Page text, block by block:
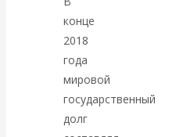
КАтасонов.
«МЕТОД
ОТМЫВАНИЯ
конце
2018
года
мировой
государственный
долг